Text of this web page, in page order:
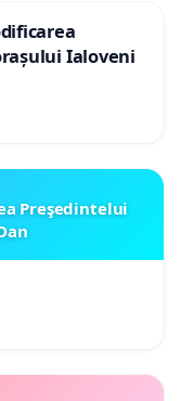
Ialoveni
Preşedintelui